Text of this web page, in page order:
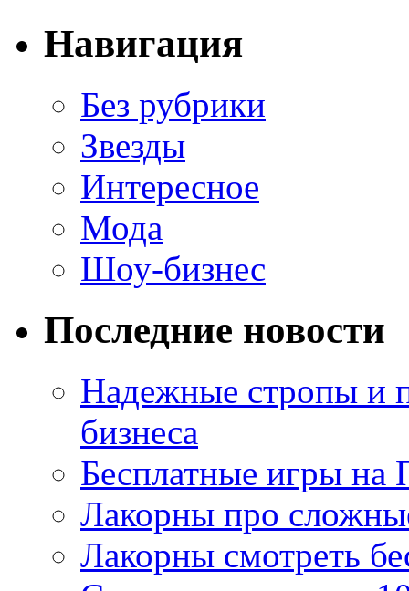
Навигация
Без рубрики
Звезды
Интересное
Мода
Шоу-бизнес
Последние новости
Надежные стропы и
бизнеса
Бесплатные игры на
Лакорны про
Лакорны смотреть